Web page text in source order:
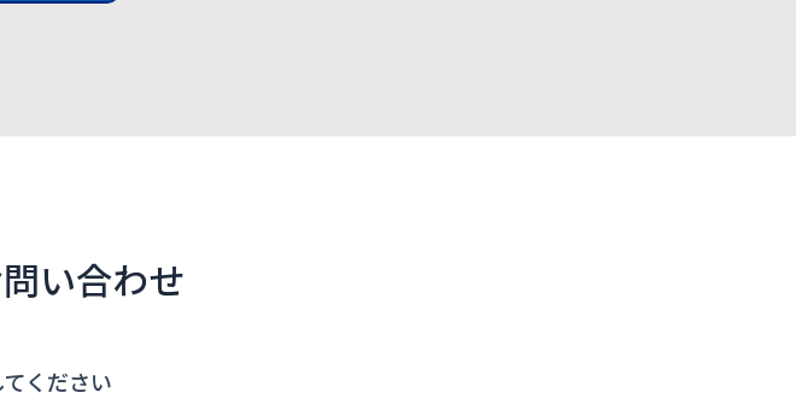
い合わせ
ください